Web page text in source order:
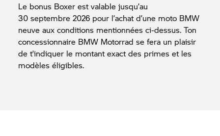
Le bonus Boxer est valable jusqu’au
30 septembre 2026 pour l’achat d’une moto BMW
neuve aux conditions mentionnées ci-dessus. Ton
concessionnaire BMW Motorrad se fera un plaisir
de t’indiquer le montant exact des primes et les
modèles éligibles.